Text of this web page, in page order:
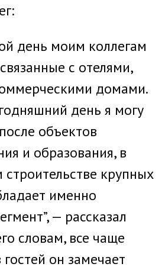
день моим коллегам
с отелями,
домами.
день я могу
объектов
и образования, в
крупных
именно
— рассказал
словам, все чаще
он замечает